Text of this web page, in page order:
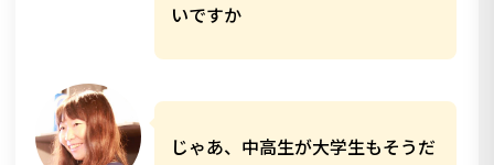
いですか
じゃあ、中高生が大学生もそうだ